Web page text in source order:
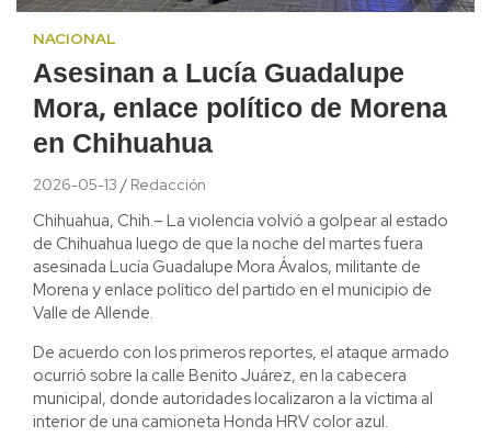
NACIONAL
Asesinan a Lucía Guadalupe
Mora, enlace político de Morena
en Chihuahua
2026-05-13 Redacción
Chihuahua, Chih.– La violencia volvió a golpear al estado
de Chihuahua luego de que la noche del martes fuera
asesinada Lucía Guadalupe Mora Ávalos, militante de
Morena y enlace político del partido en el municipio de
Valle de Allende.
De acuerdo con los primeros reportes, el ataque armado
ocurrió sobre la calle Benito Juárez, en la cabecera
municipal, donde autoridades localizaron a la víctima al
interior de una camioneta Honda HRV color azul.